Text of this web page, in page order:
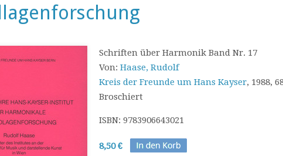
Schriften über Harmonik Band Nr. 17
Von: Haase, Rudolf
Kreis der Freunde um Hans Kayser, 1988,
Broschiert
ISBN: 9783906643021
8,50 €